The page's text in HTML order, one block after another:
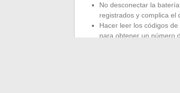
No desconectar la
registrados y complica el
Hacer leer los códigos
para obtener un número